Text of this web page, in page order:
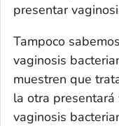
presentar
Tampoco
vaginosis
muestren que
la otra presentará
vaginosis